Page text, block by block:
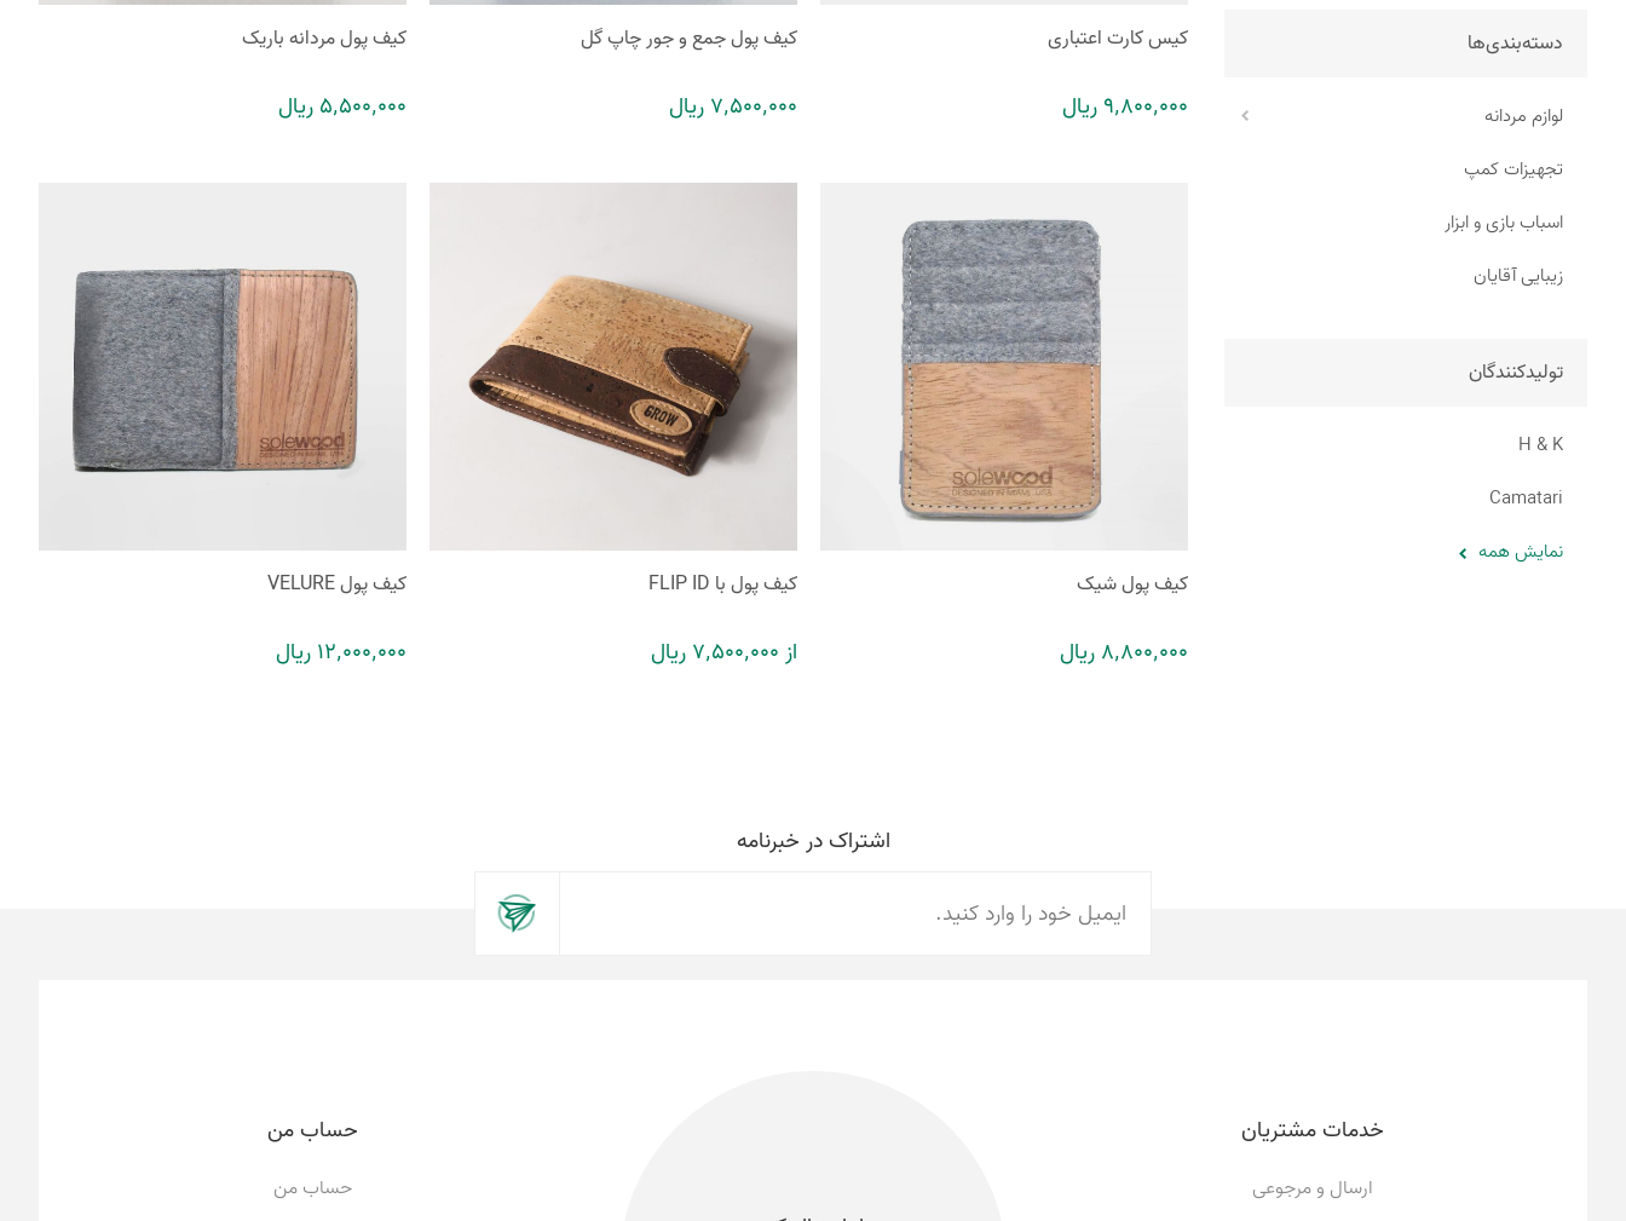
کیس کارت اعتباری
9٬800٬000 ریال
کیف پول جمع و جور چاپ گل
7٬500٬000 ریال
کیف پول مردانه باریک
5٬500٬000 ریال
کیف پول شیک
8٬800٬000 ریال
کیف پول با FLIP ID
از 7٬500٬000 ریال
کیف پول VELURE
12٬000٬000 ریال
دسته‌بندی‌ها
لوازم مردانه
تجهیزات کمپ
اسباب بازی و ابزار
زیبایی آقایان
تولیدکنندگان
H & K
Camatari
نمایش همه
اشتراک در خبرنامه
خدمات مشتریان
ارسال و مرجوعی
حساب من
حساب من